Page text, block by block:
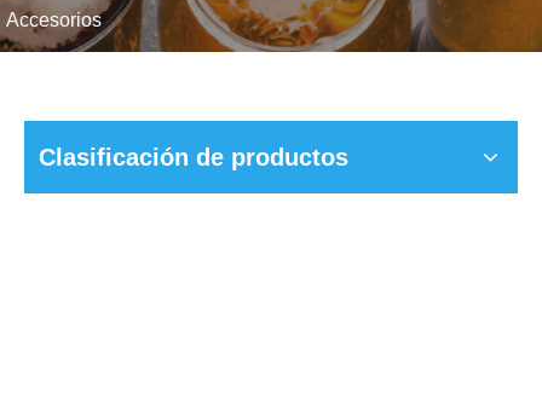
Accesorios
Clasificación de productos